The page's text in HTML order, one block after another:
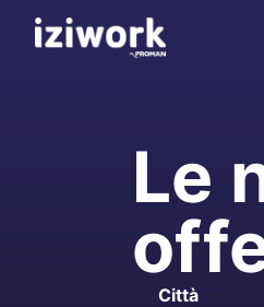
Le
Città